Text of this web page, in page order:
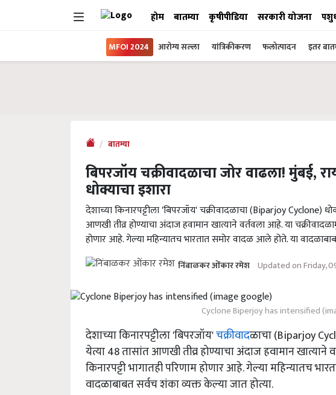
होम बातम्या कृषीपीडिया सरकारी योजना
MFOI 2024 आरोग्य सल्ला यांत्रिकीकरण फलोत्पादन इतर
बातम्या
बिपरजॉय चक्रीवादळाचा जोर वाढला! मुंबई,
धोक्याचा इशारा
देशाच्या किनारपट्टीला 'बिपरजॉय' चक्रीवादळाचा (Biparjoy Cyclone)
आणखी तीव्र होण्याचा अंदाज हवामान खात्याने वर्तवला आहे. या
होणार आहे. गेल्या महिन्यातच भारतात समोर वादळ आले होते. या
निंबाळकर ओंकार रमेश Updated on Friday,
Cyclone Biperjoy has intensified
देशाच्या किनारपट्टीला 'बिपरजॉय'चक्रीवादळाचा (Biparjoy
येत्या 48 तासांत आणखी तीव्र होण्याचा अंदाज हवामान खात्याने
किनारपट्टी भागातही परिणाम होणार आहे. गेल्या महिन्यातच
वादळाबाबत सर्वच शंका व्यक्त केल्या जात होत्या.